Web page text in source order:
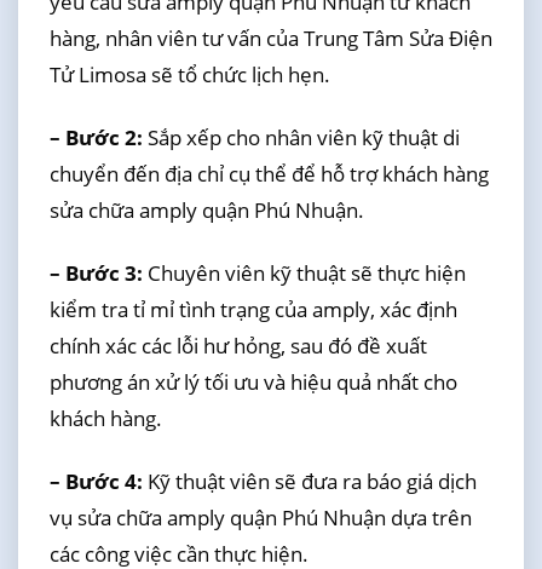
hàng, nhân viên tư vấn của Trung Tâm Sửa Điện
Tử Limosa sẽ tổ chức lịch hẹn.
– Bước 2: Sắp xếp cho nhân viên kỹ thuật di
chuyển đến địa chỉ cụ thể để hỗ trợ khách hàng
sửa chữa amply quận Phú Nhuận.
– Bước 3: Chuyên viên kỹ thuật sẽ thực hiện
kiểm tra tỉ mỉ tình trạng của amply, xác định
chính xác các lỗi hư hỏng, sau đó đề xuất
phương án xử lý tối ưu và hiệu quả nhất cho
khách hàng.
– Bước 4: Kỹ thuật viên sẽ đưa ra báo giá dịch
vụ sửa chữa amply quận Phú Nhuận dựa trên
các công việc cần thực hiện.